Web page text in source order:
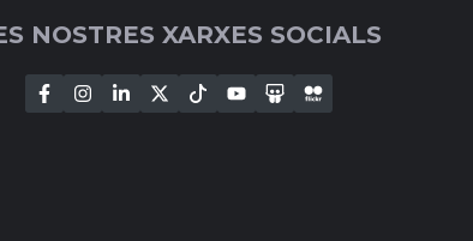
NOSTRES XARXES SOCIALS